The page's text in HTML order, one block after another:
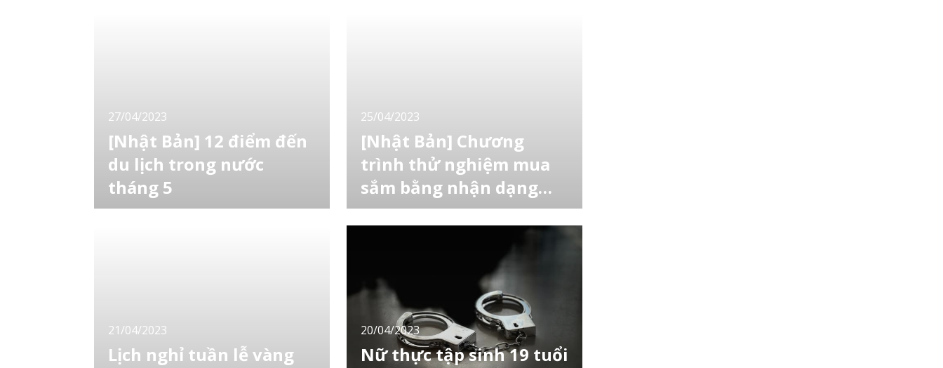
27/04/2023
[Nhật Bản] 12 điểm đến
du lịch trong nước
tháng 5
Tháng 5 là thời điểm tuyệt vời để đi chơi, dã
25/04/2023
[Nhật Bản] Chương
trình thử nghiệm mua
sắm bằng nhận dạng
khuôn mặt
Yahoo - công ty công nghệ thông tin lớn của
mặt ở Tokyo, nhằm mục đích sử dụng trong
ngành bán lẻ - nơi tình trạng thiếu lao động
ngày càng trầm trọng. Từ ngày 17/4, Yahoo
đã bắt đầu vận hành thử nghiệm hệ thống th
21/04/2023
Lịch nghỉ tuần lễ vàng
20/04/2023
Nữ thực tập sinh 19 tuổi